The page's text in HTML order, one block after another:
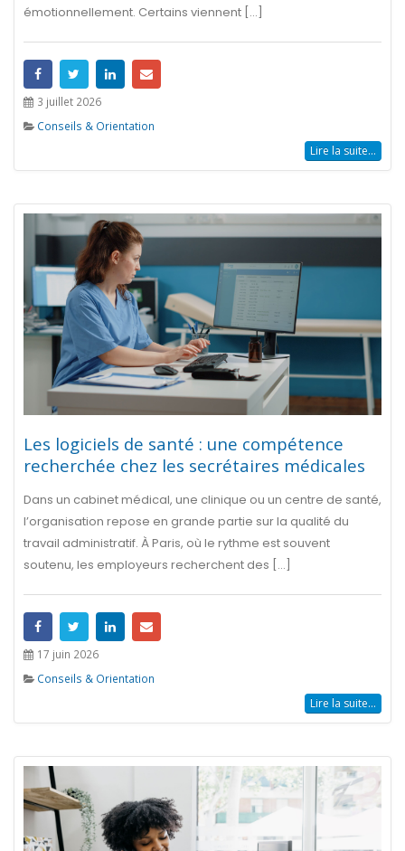
émotionnellement. Certains viennent [...]
3 juillet 2026
Conseils & Orientation
Lire la suite...
Les logiciels de santé : une compétence
recherchée chez les secrétaires médicales
Dans un cabinet médical, une clinique ou un centre de santé,
l’organisation repose en grande partie sur la qualité du
travail administratif. À Paris, où le rythme est souvent
soutenu, les employeurs recherchent des [...]
17 juin 2026
Conseils & Orientation
Lire la suite...